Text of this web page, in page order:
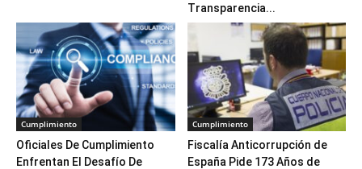
Transparencia...
Cumplimiento
Oficiales De Cumplimiento
Enfrentan El Desafío De
Cumplimiento
Fiscalía Anticorrupción de
España Pide 173 Años de